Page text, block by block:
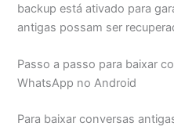
backup está ativado para
antigas possam ser
Passo a passo para baixar
WhatsApp no Android
Para baixar conversas